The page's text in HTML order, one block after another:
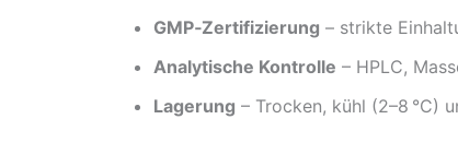
GMP‑Zertifizierung – strikte
Analytische Kontrolle – HPLC,
Lagerung – Trocken, kühl (2–8 °C)